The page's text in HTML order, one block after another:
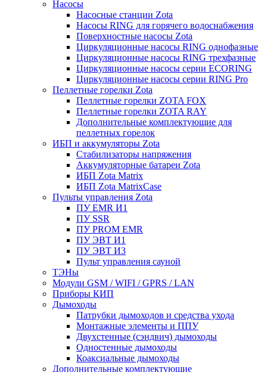
Насосы
Насосные станции Zota
Насосы RING для горячего водоснабжения
Поверхностные насосы Zota
Циркуляционные насосы RING однофазные
Циркуляционные насосы RING трехфазные
Циркуляционные насосы серии ECORING
Циркуляционные насосы серии RING Pro
Пеллетные горелки Zota
Пеллетные горелки ZOTA FOX
Пеллетные горелки ZOTA RAY
Дополнительные комплектующие для
пеллетных горелок
ИБП и аккумуляторы Zota
Стабилизаторы напряжения
Аккумуляторные батареи Zota
ИБП Zota Matrix
ИБП Zota MatrixCase
Пульты управления Zota
ПУ EMR И1
ПУ SSR
ПУ PROM EMR
ПУ ЭВТ И1
ПУ ЭВТ И3
Пульт управления сауной
ТЭНы
Модули GSM / WIFI / GPRS / LAN
Приборы КИП
Дымоходы
Патрубки дымоходов и средства ухода
Монтажные элементы и ППУ
Двухстенные (сэндвич) дымоходы
Одностенные дымоходы
Коаксиальные дымоходы
Дополнительные комплектующие